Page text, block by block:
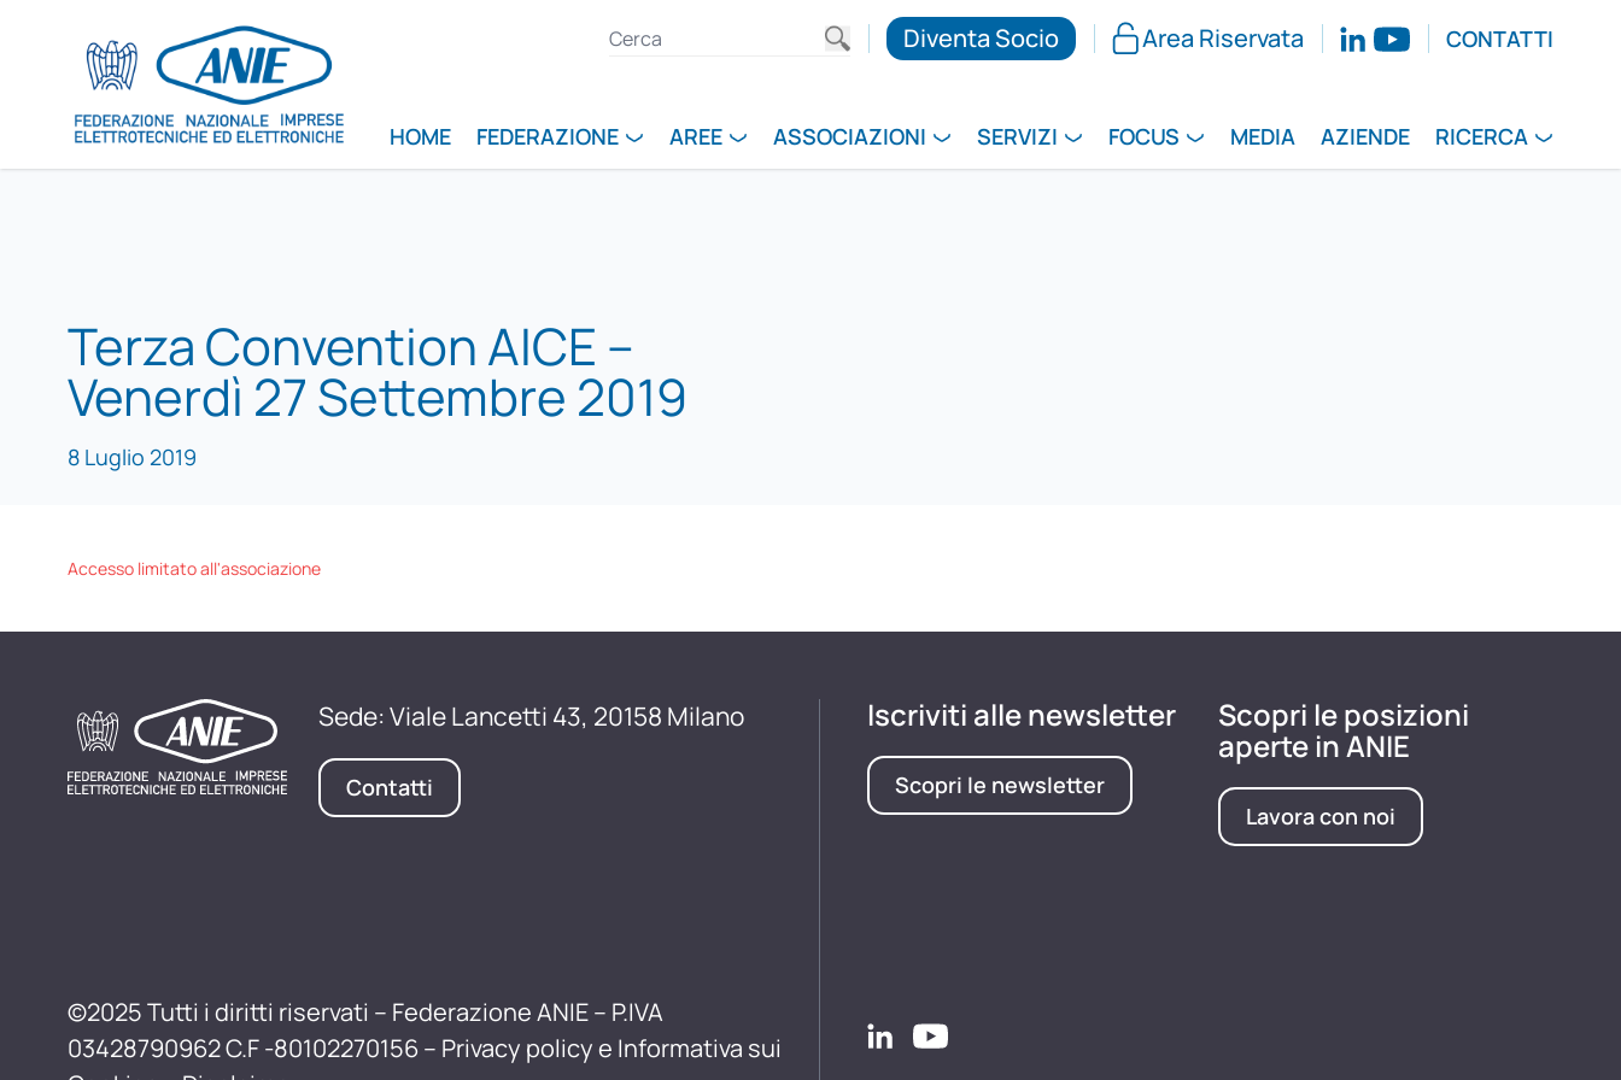
Diventa Socio Area Riservata CONTATTI
HOME FEDERAZIONE AREE ASSOCIAZIONI SERVIZI FOCUS MEDIA AZIENDE RICERCA
Terza Convention AICE –
Venerdì 27 Settembre 2019
8 Luglio 2019
Accesso limitato all'associazione
Sede: Viale Lancetti 43, 20158 Milano
Contatti
©2025 Tutti i diritti riservati – Federazione ANIE – P.IVA
03428790962 C.F -80102270156 – Privacy policy e Informativa sui
Iscriviti alle newsletter
Scopri le newsletter
Scopri le posizioni
aperte in ANIE
Lavora con noi